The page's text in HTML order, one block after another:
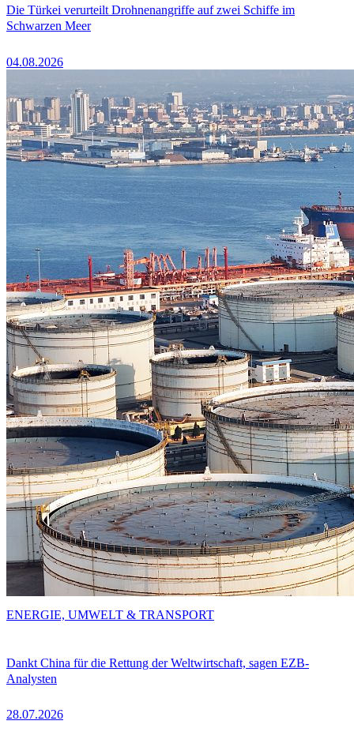
Die Türkei verurteilt Drohnenangriffe auf zwei Schiffe im
Schwarzen Meer
04.08.2026
Dankt China für die Rettung der Weltwirtschaft, sagen EZB-
Analysten
28.07.2026
ENERGIE, UMWELT & TRANSPORT